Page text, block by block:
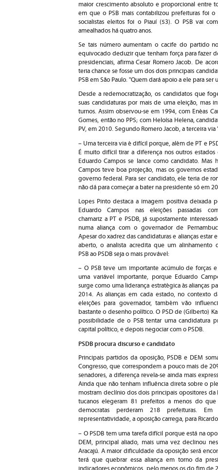
maior crescimento absoluto e proporcional entre
em que o PSB mais contabilizou prefeituras foi
socialistas eleitos foi o Piauí (53). O PSB vai
amealhados há quatro anos.
Se tais número aumentam o cacife do partido
equivocado deduzir que tenham força para fazer
presidenciais, afirma Cesar Romero Jacob. De
teria chance se fosse um dos dois principais
PSB em São Paulo. "Quem dará apoio a ele para
Desde a redemocratização, os candidatos que
suas candidaturas por mais de uma eleição, mas
turnos. Assim observou-se em 1994, com Enéas
Gomes, então no PPS; com Heloísa Helena,
PV, em 2010. Segundo Romero Jacob, a terceira
– Uma terceira via é difícil porque, além de PT e
É muito difícil tirar a diferença nos outros
Eduardo Campos se lance como candidato. Mas
Campos teve boa projeção, mas os governos
governo federal. Para ser candidato, ele teria de
não dá para começar a bater na presidente só em
Lopes Pinto destaca a imagem positiva deixada
Eduardo Campos nas eleições passadas
chamariz a PT e PSDB, já supostamente
numa aliança com o governador de
Apesar do xadrez das candidaturas e alianças estar
aberto, o analista acredita que um alinhamento
PSB ao PSDB seja o mais provável:
– O PSB teve um importante acúmulo de forças
uma variável importante, porque Eduardo
surge como uma liderança estratégica às alianças
2014. As alianças em cada estado, no contexto
eleições para governador, também vão
bastante o desenho político. O PSD de (Gilberto)
possibilidade de o PSB tentar uma candidatura
capital político, e depois negociar com o PSDB.
PSDB procura discurso e candidato
Principais partidos da oposição, PSDB e DEM
Congresso, que correspondem a pouco mais de
senadores, a diferença revela-se ainda mais
Ainda que não tenham influência direta sobre o
mostram declínio dos dois principais opositores
tucanos elegeram 81 prefeitos a menos do
democratas perderam 218 prefeituras.
representatividade, a oposição carrega, para
– O PSDB tem uma tarefa difícil porque está na
DEM, principal aliado, mais uma vez declinou
Aracajú. A maior dificuldade da oposição será
terá que quebrar essa aliança em torno da
indicadores econômicos, pelo menos os do fim de